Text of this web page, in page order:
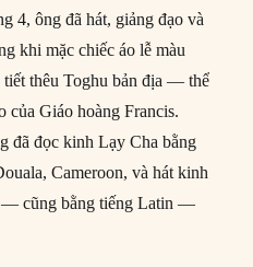
4, ông đã hát, giảng đạo và
khi mặc chiếc áo lễ màu
tiết thêu Toghu bản địa — thể
của Giáo hoàng Francis.
đã đọc kinh Lạy Cha bằng
Cameroon, và hát kinh
cũng bằng tiếng Latin —